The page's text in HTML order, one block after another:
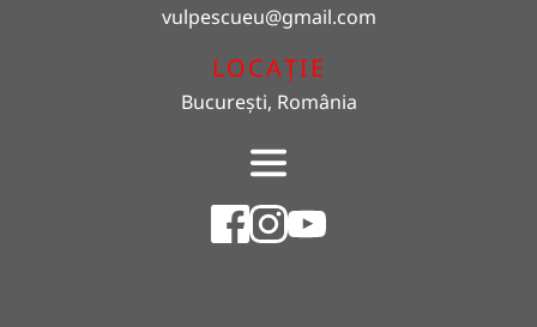
vulpescueu@gmail.com
LOCAȚIE
București, România